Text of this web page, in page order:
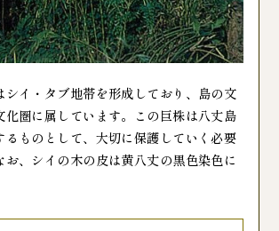
シイ・タブ地帯を形成しており、島の文
化圏に属しています。この巨株は八丈島
るものとして、大切に保護していく必要
お、シイの木の皮は黄八丈の黒色染色に